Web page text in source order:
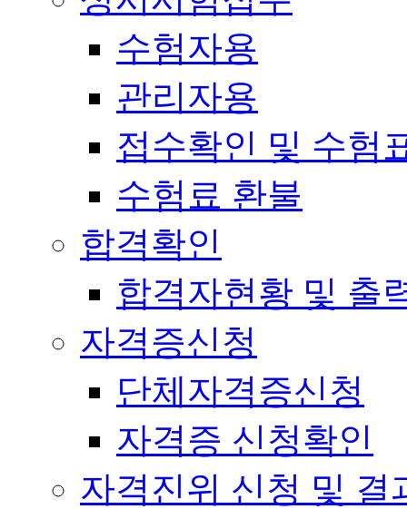
수험자용
관리자용
접수확인 및 수험
수험료 환불
합격확인
합격자현황 및 출
자격증신청
단체자격증신청
자격증 신청확인
자격진위 신청 및 결